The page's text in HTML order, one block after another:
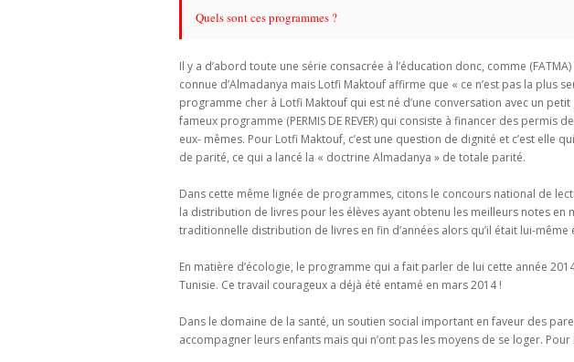
Quels sont ces programmes ?
Il y a d’abord toute une série consacrée à l’éducation donc, comme
connue d’Almadanya mais Lotfi Maktouf affirme que « ce n’est pas la plus
programme cher à Lotfi Maktouf qui est né d’une conversation avec un
fameux programme (PERMIS DE REVER) qui consiste à financer des
eux- mêmes. Pour Lotfi Maktouf, c’est une question de dignité et c’est elle
de parité, ce qui a lancé la « doctrine Almadanya » de totale parité.
Dans cette même lignée de programmes, citons le concours national de
la distribution de livres pour les élèves ayant obtenu les meilleurs notes
traditionnelle distribution de livres en fin d’années alors qu’il était lui-même
En matière d’écologie, le programme qui a fait parler de lui cette année
Tunisie. Ce travail courageux a déjà été entamé en mars 2014 !
Dans le domaine de la santé, un soutien social important en faveur des
accompagner leurs enfants mais qui n’ont pas les moyens de se loger. Pour